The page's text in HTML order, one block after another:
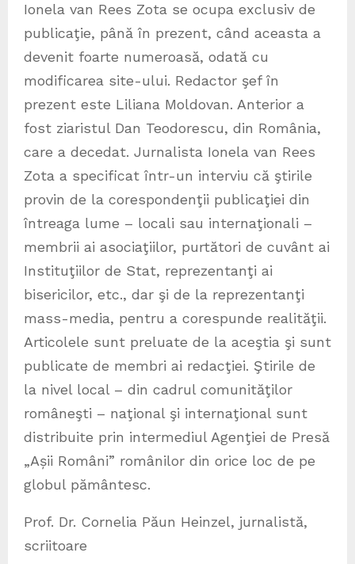
Ionela van Rees Zota se ocupa exclusiv de
publicaţie, până în prezent, când aceasta a
devenit foarte numeroasă, odată cu
modificarea site-ului. Redactor şef în
prezent este Liliana Moldovan. Anterior a
fost ziaristul Dan Teodorescu, din România,
care a decedat. Jurnalista Ionela van Rees
Zota a specificat într-un interviu că ştirile
provin de la corespondenţii publicaţiei din
întreaga lume – locali sau internaţionali –
membrii ai asociaţiilor, purtători de cuvânt ai
Instituţiilor de Stat, reprezentanţi ai
bisericilor, etc., dar şi de la reprezentanţi
mass-media, pentru a corespunde realităţii.
Articolele sunt preluate de la aceştia şi sunt
publicate de membri ai redacţiei. Ştirile de
la nivel local – din cadrul comunităţilor
româneşti – naţional şi internaţional sunt
distribuite prin intermediul Agenţiei de Presă
„Așii Români” românilor din orice loc de pe
globul pământesc.
Prof. Dr. Cornelia Păun Heinzel, jurnalistă,
scriitoare